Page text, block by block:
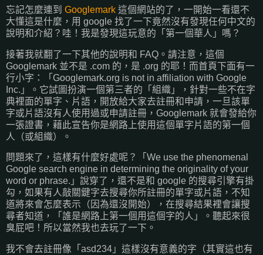
忘記怎麼連到 Googlemark 這個網站的了，一開始一看還不
大懂這是什麼，用 google 找了一下竟然沒有發現任何中文的
說明和介紹？哇！我是發現這玩意的「第一個華人」嗎？
接著我就翻了一下其他的說明和 FAQ。請注意，這個
Googlemark 並不是 .com 的，是 .org 的耶！而首頁下面有一
行小字：「Googlemark.org is not in affiliation with Google
Inc.」。它試圖扮演一個第三者的「組織」，針對一些不在字
典裡面的單字、片語，開放給大家去註冊和申請，一旦該單
字或片語沒有人使用過或申請註冊，Googlemark 就會發給你
一張證書，藉此宣告你是網路上使用這個單字片語的第一個
人（或組織）。
問題來了，這樣有什麼好處呢？「We use the phenomenal
Google search engine in determining the originality of your
word or phrase.」說穿了，還不是和 google 的搜尋引擎有掛
勾，如果有人敲關鍵字去搜尋你所註冊的單字或片語，不知
道將來會怎麼表示（因為還沒開始），在搜尋結果裡會讓搜
尋者知道，「誰是網路上第一個用這個字的人」。聽起來很
臭屁吧！所以當然我也去玩了一下。
我不會去註冊像「asd234」這樣沒有意義的字（其實這也有